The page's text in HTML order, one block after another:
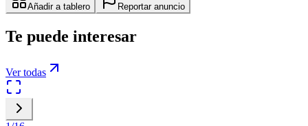
Añadir a tablero Reportar anuncio
Te puede interesar
Ver todas